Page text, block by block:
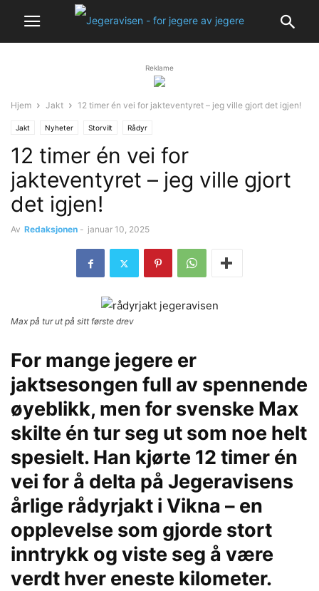
Reklame
Hjem Jakt 12 timer én vei for jakteventyret – jeg ville gjort det igjen!
Jakt Nyheter Storvilt Rådyr
12 timer én vei for
jakteventyret – jeg ville gjort
det igjen!
Av Redaksjonen - januar 10, 2025
Max på tur ut på sitt første drev
For mange jegere er
jaktsesongen full av spennende
øyeblikk, men for svenske Max
skilte én tur seg ut som noe helt
spesielt. Han kjørte 12 timer én
vei for å delta på Jegeravisens
årlige rådyrjakt i Vikna – en
opplevelse som gjorde stort
inntrykk og viste seg å være
verdt hver eneste kilometer.